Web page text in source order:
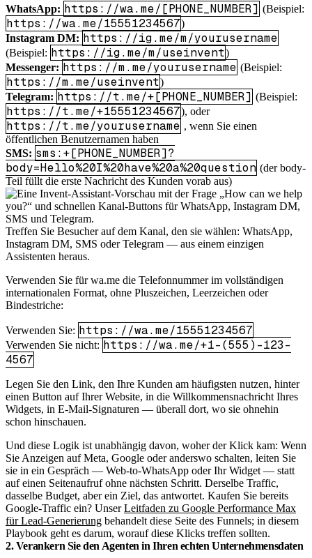
WhatsApp: https://wa.me/[PHONE_NUMBER] (Beispiel:
https://wa.me/15551234567)
Instagram DM: https://ig.me/m/yourusername
(Beispiel: https://ig.me/m/useinvent)
Messenger: https://m.me/yourusername (Beispiel:
https://m.me/useinvent)
Telegram: https://t.me/+[PHONE_NUMBER] (Beispiel:
https://t.me/+15551234567), oder
https://t.me/yourusername , wenn Sie einen
öffentlichen Benutzernamen haben
SMS: sms:+[PHONE_NUMBER]?
body=Hello%20I%20have%20a%20question (der body-
Teil füllt die erste Nachricht des Kunden vorab aus)
Treffen Sie Besucher auf dem Kanal, den sie wählen: WhatsApp,
Instagram DM, SMS oder Telegram — aus einem einzigen
Assistenten heraus.
Verwenden Sie für wa.me die Telefonnummer im vollständigen
internationalen Format, ohne Pluszeichen, Leerzeichen oder
Bindestriche:
Verwenden Sie: https://wa.me/15551234567
Verwenden Sie nicht: https://wa.me/+1-(555)-123-
4567
Legen Sie den Link, den Ihre Kunden am häufigsten nutzen, hinter
einen Button auf Ihrer Website, in die Willkommensnachricht Ihres
Widgets, in E-Mail-Signaturen — überall dort, wo sie ohnehin
schon hinschauen.
Und diese Logik ist unabhängig davon, woher der Klick kam: Wenn
Sie Anzeigen auf Meta, Google oder anderswo schalten, leiten Sie
sie in ein Gespräch — Web-to-WhatsApp oder Ihr Widget — statt
auf einen Seitenaufruf ohne nächsten Schritt. Derselbe Traffic,
dasselbe Budget, aber ein Ziel, das antwortet. Kaufen Sie bereits
Google-Traffic ein? UnserLeitfaden zu Google Performance Max
für Lead-Generierung behandelt diese Seite des Funnels; in diesem
Playbook geht es darum, worauf diese Klicks treffen sollten.
2. Verankern Sie den Agenten in Ihren echten Unternehmensdaten